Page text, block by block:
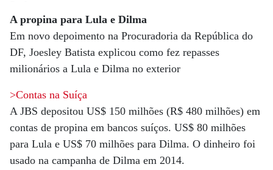
A propina para Lula e Dilma
Em novo depoimento na Procuradoria da República do
DF, Joesley Batista explicou como fez repasses
milionários a Lula e Dilma no exterior
>Contas na Suíça
A JBS depositou US$ 150 milhões (R$ 480 milhões) em
contas de propina em bancos suíços. US$ 80 milhões
para Lula e US$ 70 milhões para Dilma. O dinheiro foi
usado na campanha de Dilma em 2014.